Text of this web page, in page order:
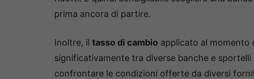
prima ancora di partire.
Inoltre, il tasso di cambio applicato al momento
significativamente tra diverse banche e
confrontare le condizioni offerte da diversi